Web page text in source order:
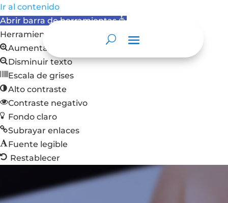
Ir al contenido
Abrir barra de herramientas
Herramientas de accesibilidad
Aumentar texto
Disminuir texto
Escala de grises
Alto contraste
Contraste negativo
Fondo claro
Subrayar enlaces
Fuente legible
Restablecer